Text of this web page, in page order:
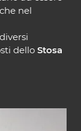
nel
dello Stosa